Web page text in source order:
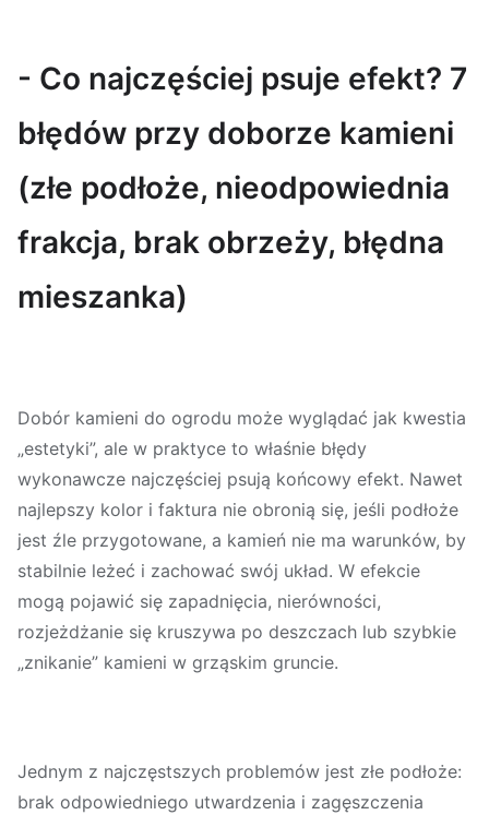
- Co najczęściej psuje efekt? 7
błędów przy doborze kamieni
(złe podłoże, nieodpowiednia
frakcja, brak obrzeży, błędna
mieszanka)
Dobór kamieni do ogrodu może wyglądać jak kwestia
„estetyki”, ale w praktyce to właśnie błędy
wykonawcze najczęściej psują końcowy efekt. Nawet
najlepszy kolor i faktura nie obronią się, jeśli podłoże
jest źle przygotowane, a kamień nie ma warunków, by
stabilnie leżeć i zachować swój układ. W efekcie
mogą pojawić się zapadnięcia, nierówności,
rozjeżdżanie się kruszywa po deszczach lub szybkie
„znikanie” kamieni w grząskim gruncie.
Jednym z najczęstszych problemów jest złe podłoże:
brak odpowiedniego utwardzenia i zagęszczenia